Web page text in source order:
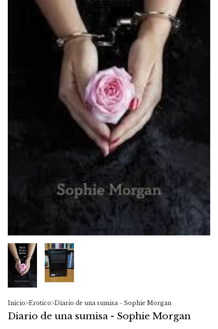
Inicio>Erotico>Diario de una sumisa - Sophie Morgan
Diario de una sumisa - Sophie Morgan